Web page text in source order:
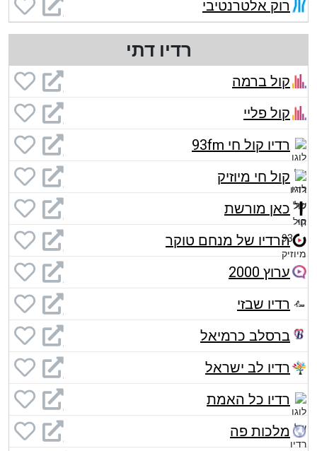
רוק אלטרנטיבי
רדיו דתי
קול ברמה
קול פליי
רדיו קול חי 93fm
קול חי מיוזיק
כאן מורשת
הרדיו של מנחם טוקר
ערוץ 2000
רדיו שבזי
ברסלב כרמיאל
רדיו לב ישראל
רדיו כל האמת
מלכות פה